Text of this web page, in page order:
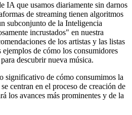
IA que usamos diariamente sin darnos
de streaming tienen algoritmos
subconjunto de la Inteligencia
incrustados" en nuestra
de los artistas y las listas
de cómo los consumidores
descubrir nueva música.
significativo de cómo consumimos la
centran en el proceso de creación de
los avances más prominentes y de la